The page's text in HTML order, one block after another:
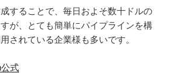
することで、毎日およそ数十ドルの
が、とても簡単にパイプラインを構
されている企業様も多いです。
式